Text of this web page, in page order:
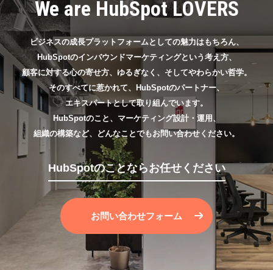
We are HubSpot LOVERS
ビジネスの成長プラットフォームとしての魅力はもちろん、
HubSpotのインバウンドマーケティングという考え方、
顧客に対する心の寄せ方、ゆるぎなく、そしてやわらかい哲学。
そのすべてに惹かれて、HubSpotのパートナー、
エキスパートとして取り組んでいます。
HubSpotのこと、マーケティング設計・運用、
組織の構築など、どんなことでもお問い合わせください。
HubSpotのことならお任せください
お問い合わせフォーム